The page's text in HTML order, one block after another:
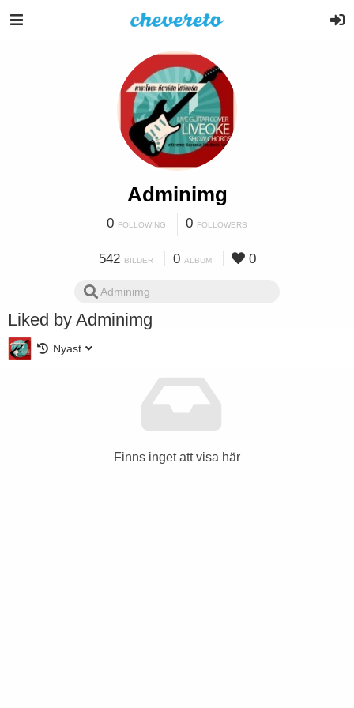
Adminimg
0 FOLLOWING 0 FOLLOWERS
542 BILDER 0 ALBUM 0
Liked by Adminimg
Nyast
Finns inget att visa här